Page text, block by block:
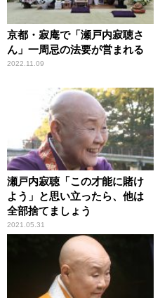
京都・寂庵で「瀬戸内寂聴さ
ん」一周忌の法要が営まれる
2022.11.09
瀬戸内寂聴「この才能に賭け
よう」と思い立ったら、他は
全部捨てましょう
2021.05.31